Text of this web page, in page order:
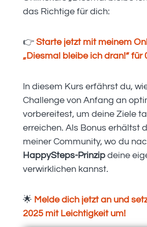
das Richtige für dich:
👉 Starte jetzt mit meinem
„Diesmal bleibe ich dran!“ für
In diesem Kurs erfährst du,
Challenge von Anfang an
vorbereitest, um deine Ziele
erreichen. Als Bonus erhältst
meiner Community, wo du
HappySteps-Prinzipdeine
verwirklichen kannst.
🌟 Melde dich jetzt an und
2025 mit Leichtigkeit um!